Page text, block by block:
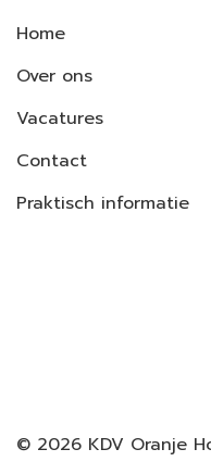
Home
Over ons
Vacatures
Contact
Praktisch informatie
© 2026 KDV Oranje